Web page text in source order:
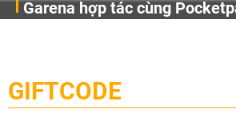
Garena hợp tác cùng
cầu, theo giấy phép chính thức từ
Pocketpair, Inc.
GIFTCODE